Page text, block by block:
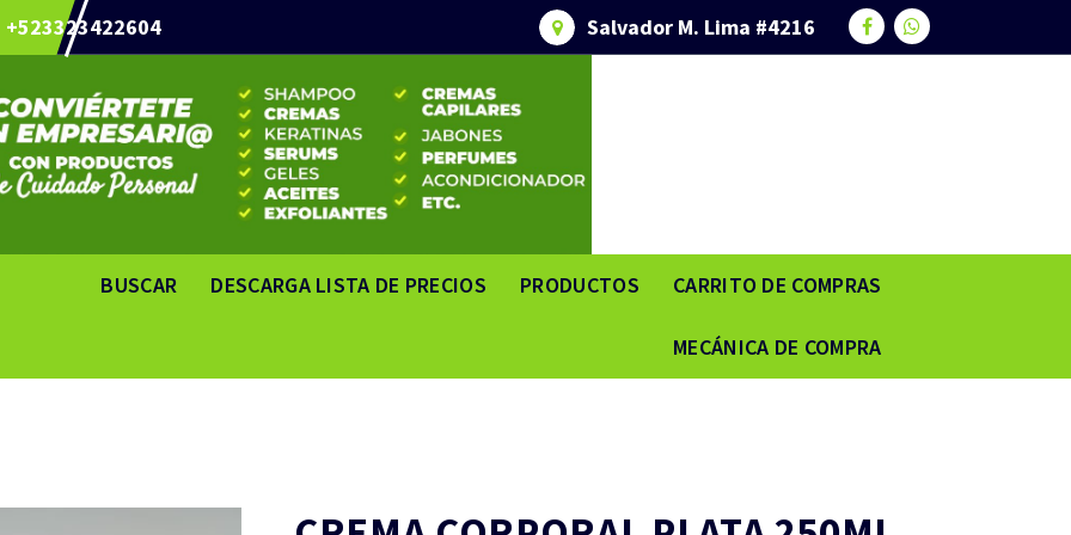
+523323422604 Salvador M. Lima #4216
BUSCAR DESCARGA LISTA DE PRECIOS PRODUCTOS CARRITO DE COMPRAS
MECÁNICA DE COMPRA